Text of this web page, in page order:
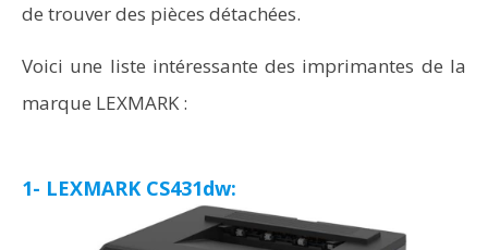
de trouver des pièces détachées.
Voici une liste intéressante des imprimantes de la
marque LEXMARK :
1- LEXMARK CS431dw: